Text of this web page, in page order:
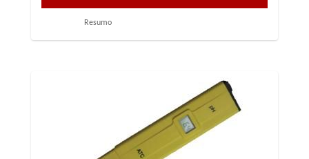
Resumo